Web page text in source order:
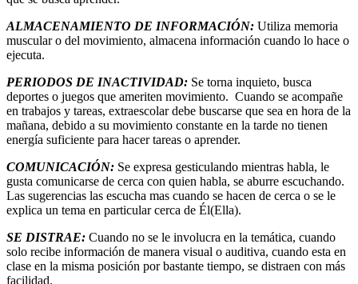
ALMACENAMIENTO DE INFORMACIÓN: Utiliza memoria
muscular o del movimiento, almacena información cuando lo hace o
ejecuta.
PERIODOS DE INACTIVIDAD: Se torna inquieto, busca
deportes o juegos que ameriten movimiento. Cuando se acompañe
en trabajos y tareas, extraescolar debe buscarse que sea en hora de la
mañana, debido a su movimiento constante en la tarde no tienen
energía suficiente para hacer tareas o aprender.
COMUNICACIÓN: Se expresa gesticulando mientras habla, le
gusta comunicarse de cerca con quien habla, se aburre escuchando.
Las sugerencias las escucha mas cuando se hacen de cerca o se le
explica un tema en particular cerca de Él(Ella).
SE DISTRAE: Cuando no se le involucra en la temática, cuando
solo recibe información de manera visual o auditiva, cuando esta en
clase en la misma posición por bastante tiempo, se distraen con más
facilidad.